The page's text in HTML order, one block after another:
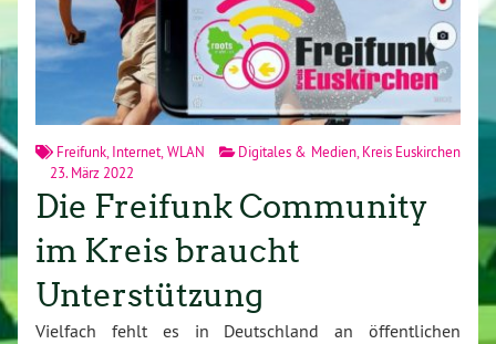
Freifunk Internet WLAN Digitales & Medien, Kreis Euskirchen
23. März 2022
Die Freifunk Community
im Kreis braucht
Unterstützung
Vielfach fehlt es in Deutschland an öffentlichen